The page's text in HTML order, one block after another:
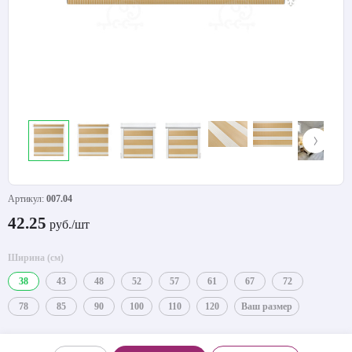
Артикул: 007.04
42.25 руб./шт
Ширина (см)
38 43 48 52 57 61 67 72
78 85 90 100 110 120 Ваш размер